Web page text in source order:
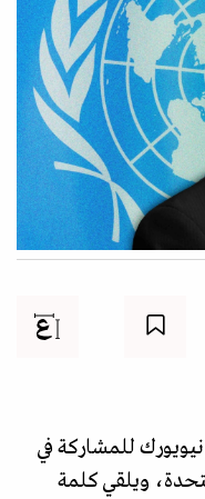
للمشاركة في
ويلقي كلمة